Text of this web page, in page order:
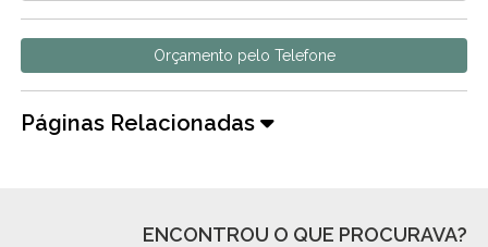
Orçamento pelo Telefone
Páginas Relacionadas
ENCONTROU O QUE PROCURAVA?